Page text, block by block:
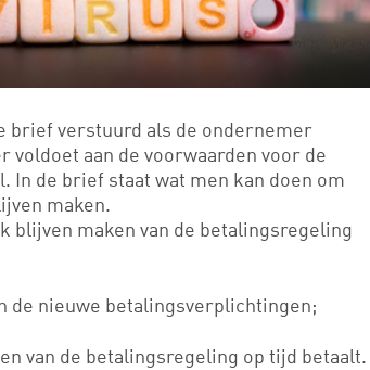
brief verstuurd als de ondernemer
aan de voorwaarden voor de
de brief staat wat men kan doen om
maken.
blijven maken van de betalingsregeling
de nieuwe betalingsverplichtingen;
van de betalingsregeling op tijd betaalt.